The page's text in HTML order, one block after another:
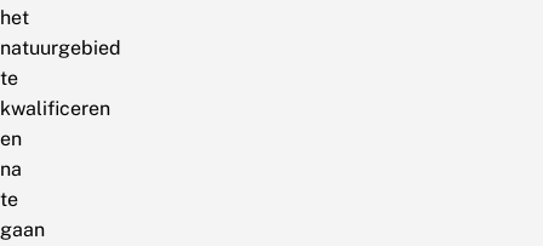
het
natuurgebied
te
kwalificeren
en
na
te
gaan